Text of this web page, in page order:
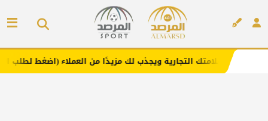
التجارية ويجذب لك مزيدًا من العملاء (اضغط لطلب الإعلان)